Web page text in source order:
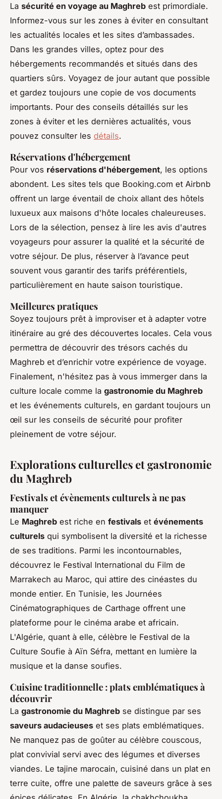
La sécurité en voyage au Maghreb est primordiale.
Informez-vous sur les zones à éviter en consultant
les actualités locales et les sites d’ambassades.
Dans les grandes villes, optez pour des
hébergements recommandés et situés dans des
quartiers sûrs. Voyagez de jour autant que possible
et gardez toujours une copie de vos documents
importants. Pour des conseils détaillés sur les
zones à éviter et les dernières actualités, vous
pouvez consulter les détails.
Réservations d'hébergement
Pour vos réservations d'hébergement, les options
abondent. Les sites tels que Booking.com et Airbnb
offrent un large éventail de choix allant des hôtels
luxueux aux maisons d'hôte locales chaleureuses.
Lors de la sélection, pensez à lire les avis d'autres
voyageurs pour assurer la qualité et la sécurité de
votre séjour. De plus, réserver à l’avance peut
souvent vous garantir des tarifs préférentiels,
particulièrement en haute saison touristique.
Meilleures pratiques
Soyez toujours prêt à improviser et à adapter votre
itinéraire au gré des découvertes locales. Cela vous
permettra de découvrir des trésors cachés du
Maghreb et d’enrichir votre expérience de voyage.
Finalement, n'hésitez pas à vous immerger dans la
culture locale comme la gastronomie du Maghreb
et les événements culturels, en gardant toujours un
œil sur les conseils de sécurité pour profiter
pleinement de votre séjour.
Explorations culturelles et gastronomie
du Maghreb
Festivals et évènements culturels à ne pas
manquer
Le Maghreb est riche en festivals et événements
culturels qui symbolisent la diversité et la richesse
de ses traditions. Parmi les incontournables,
découvrez le Festival International du Film de
Marrakech au Maroc, qui attire des cinéastes du
monde entier. En Tunisie, les Journées
Cinématographiques de Carthage offrent une
plateforme pour le cinéma arabe et africain.
L'Algérie, quant à elle, célèbre le Festival de la
Culture Soufie à Aïn Séfra, mettant en lumière la
musique et la danse soufies.
Cuisine traditionnelle : plats emblématiques à
découvrir
La gastronomie du Maghreb se distingue par ses
saveurs audacieuses et ses plats emblématiques.
Ne manquez pas de goûter au célèbre couscous,
plat convivial servi avec des légumes et diverses
viandes. Le tajine marocain, cuisiné dans un plat en
terre cuite, offre une palette de saveurs grâce à ses